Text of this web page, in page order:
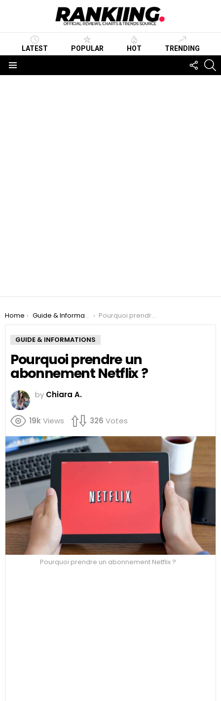
LATEST POPULAR HOT TRENDING
US
You are here:
Home Guide & Informations Pourquoi prendre un abonnement Netflix ?
GUIDE & INFORMATIONS
Pourquoi prendre un
abonnement Netflix ?
by Chiara A.
19kViews 326 Votes
Pourquoi prendre un abonnement Netflix ?